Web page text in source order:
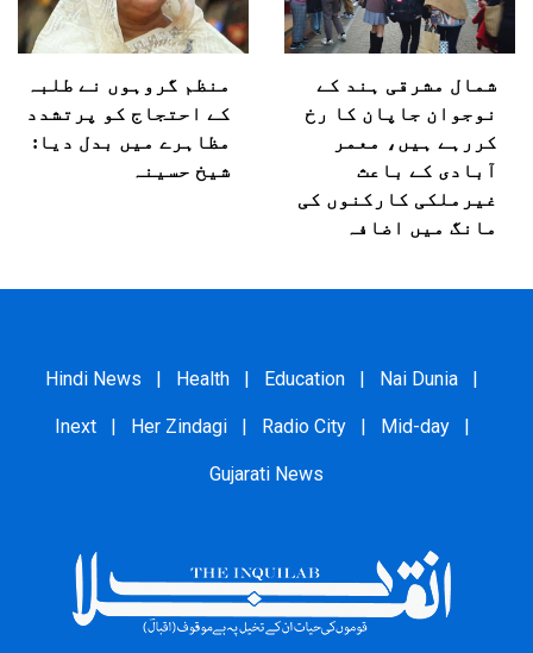
شمال مشرقی ہند کے
نوجوان جاپان کا رخ
کررہے ہیں، معمر
آبادی کے باعث
غیرملکی کارکنوں کی
مانگ میں اضافہ
منظم گروہوں نے طلبہ
کے احتجاج کو پرتشدد
مظاہرے میں بدل دیا:
شیخ حسینہ
Hindi News | Health | Education | Nai Dunia |
Inext | Her Zindagi | Radio City | Mid-day |
Gujarati News